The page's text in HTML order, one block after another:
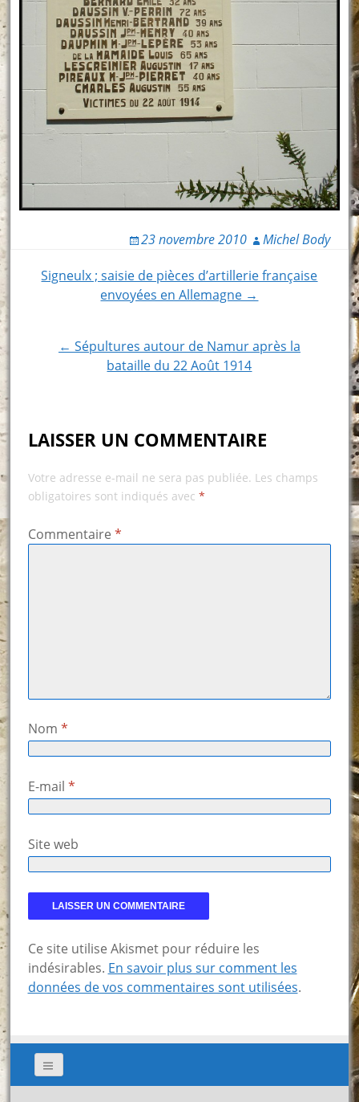
23 novembre 2010 Michel Body
Post
Signeulx ; saisie de pièces d’artillerie française
envoyées en Allemagne →
← Sépultures autour de Namur après la
bataille du 22 Août 1914
LAISSER UN COMMENTAIRE
Votre adresse e-mail ne sera pas publiée. Les champs
obligatoires sont indiqués avec *
Commentaire *
Nom *
E-mail *
Site web
Ce site utilise Akismet pour réduire les
indésirables. En savoir plus sur comment les
données de vos commentaires sont utilisées.